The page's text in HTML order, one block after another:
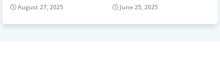
August 27, 2025 June 25, 2025